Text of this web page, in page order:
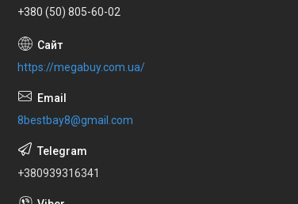
+380 (50) 805-60-02
https://megabuy.com.ua/
8bestbay8@gmail.com
+380939316341